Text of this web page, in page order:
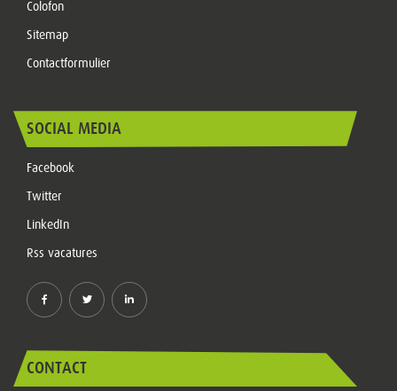
Colofon
Sitemap
Contactformulier
SOCIAL MEDIA
Facebook
Twitter
LinkedIn
Rss vacatures
CONTACT